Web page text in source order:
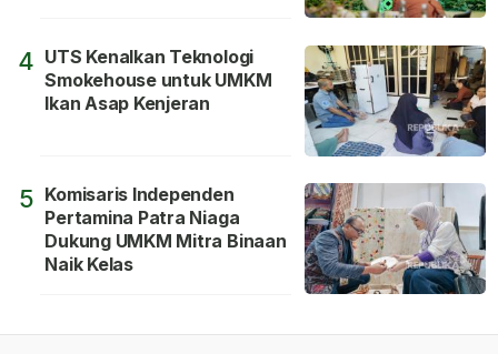
4 UTS Kenalkan Teknologi
Smokehouse untuk UMKM
Ikan Asap Kenjeran
5 Komisaris Independen
Pertamina Patra Niaga
Dukung UMKM Mitra Binaan
Naik Kelas